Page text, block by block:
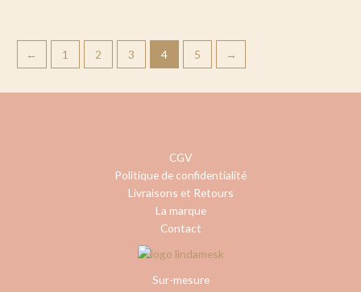
← 1 2 3 4 5 →
CGV
Politique de confidentialité
Livraisons et Retours
La marque
Contact
Sur-mesure